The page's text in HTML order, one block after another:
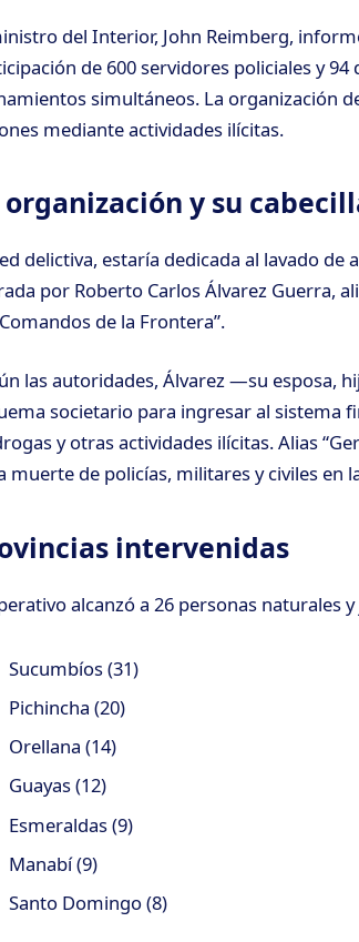
del Interior, John Reimberg,
de 600 servidores policiales y 94
simultáneos. La organización
mediante actividades ilícitas.
organización y su
delictiva, estaría dedicada al lavado
por Roberto Carlos Álvarez Guerra,
de la Frontera”.
las autoridades, Álvarez —su esposa,
societario para ingresar al sistema
y otras actividades ilícitas. Alias
muerte de policías, militares y civiles en
intervenidas
alcanzó a 26 personas naturales
Sucumbíos (31)
Pichincha (20)
Orellana (14)
Guayas (12)
Esmeraldas (9)
Manabí (9)
Santo Domingo (8)